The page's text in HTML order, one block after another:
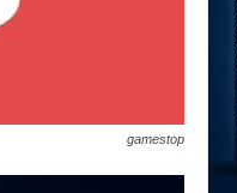
gamestop